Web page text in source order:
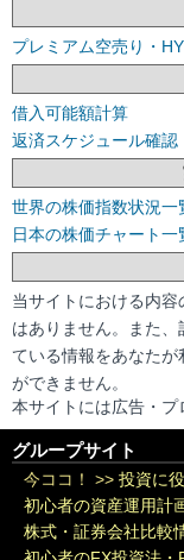
プレミアム空売り・
借入可能額計算
返済スケジュール確認
世界の株価指数状況一
日本の株価チャート一
当サイトにおける内
はありません。また
ている情報をあなた
ができません。
本サイトには広告・プ
グループサイト
今ココ！ >> 投資に
初心者の資産運用計
株式・証券会社比較